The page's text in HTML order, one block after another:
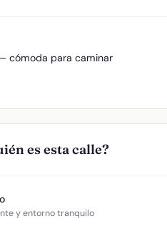
cómoda para caminar
es esta calle?
y entorno tranquilo